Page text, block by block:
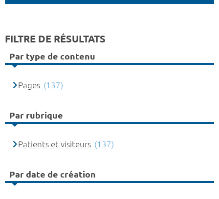
FILTRE DE RÉSULTATS
Par type de contenu
Pages (137)
Par rubrique
Patients et visiteurs (137)
Par date de création